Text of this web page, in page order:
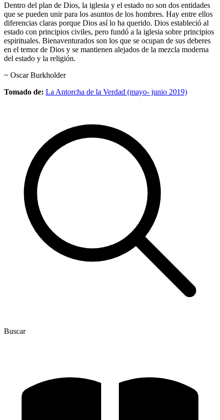
Dentro del plan de Dios, la iglesia y el estado no son dos entidades
que se pueden unir para los asuntos de los hombres. Hay entre ellos
diferencias claras porque Dios así lo ha querido. Dios estableció al
estado con principios civiles, pero fundó a la iglesia sobre principios
espirituales. Bienaventurados son los que se ocupan de sus deberes
en el temor de Dios y se mantienen alejados de la mezcla moderna
del estado y la religión.
~ Oscar Burkholder
Tomado de: La Antorcha de la Verdad (mayo- junio 2019)
Buscar